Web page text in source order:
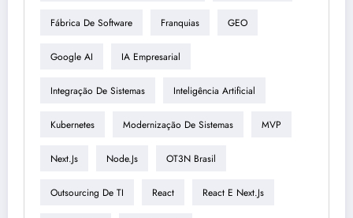
Fábrica De Software Franquias GEO
Google AI IA Empresarial
Integração De Sistemas Inteligência Artificial
Kubernetes Modernização De Sistemas MVP
Next.js Node.js OT3N Brasil
Outsourcing De TI React React E Next.js